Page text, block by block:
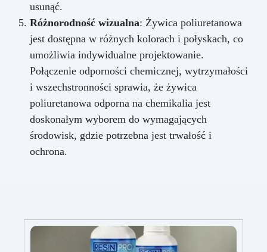
usunąć.
Różnorodność wizualna: Żywica poliuretanowa
jest dostępna w różnych kolorach i połyskach, co
umożliwia indywidualne projektowanie.
Połączenie odporności chemicznej, wytrzymałości
i wszechstronności sprawia, że żywica
poliuretanowa odporna na chemikalia jest
doskonałym wyborem do wymagających
środowisk, gdzie potrzebna jest trwałość i
ochrona.